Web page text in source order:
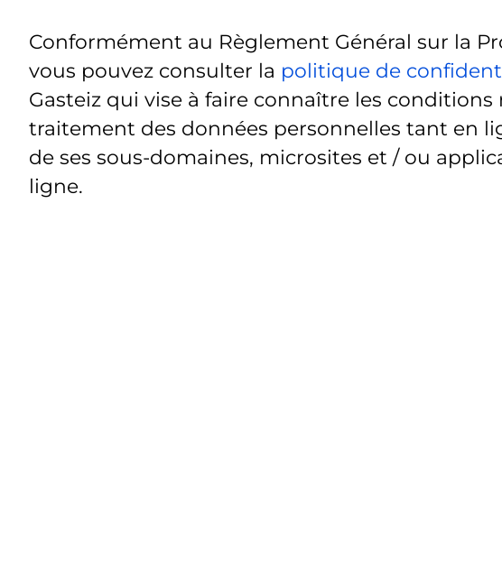
Conformément au Règlement Général sur la
vous pouvez consulter la politique de
Gasteiz qui vise à faire connaître les
traitement des données personnelles tant en
de ses sous-domaines, microsites et / ou
ligne.